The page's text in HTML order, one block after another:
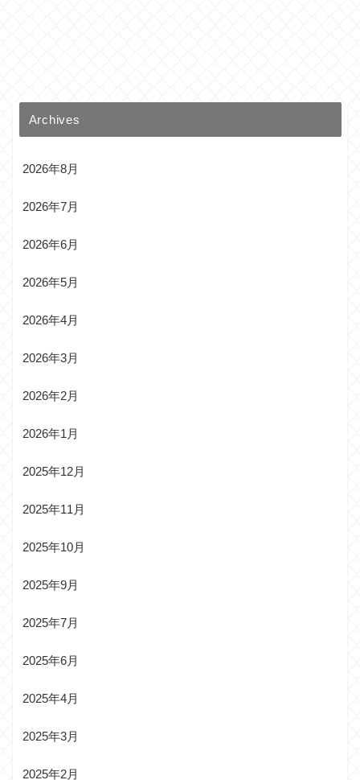
Archives
2026年8月
2026年7月
2026年6月
2026年5月
2026年4月
2026年3月
2026年2月
2026年1月
2025年12月
2025年11月
2025年10月
2025年9月
2025年7月
2025年6月
2025年4月
2025年3月
2025年2月